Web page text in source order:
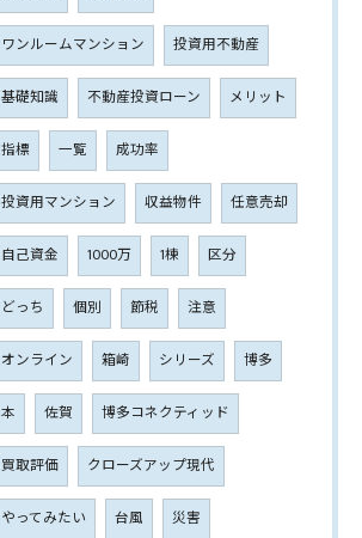
ワンルームマンション 投資用不動産
基礎知識 不動産投資ローン メリット
指標 一覧 成功率
投資用マンション 収益物件 任意売却
自己資金 1000万 1棟 区分
どっち 個別 節税 注意
オンライン 箱崎 シリーズ 博多
本 佐賀 博多コネクティッド
買取評価 クローズアップ現代
やってみたい 台風 災害